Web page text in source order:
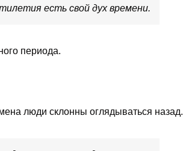
есть свой дух времени.
периода.
люди склонны оглядываться назад.